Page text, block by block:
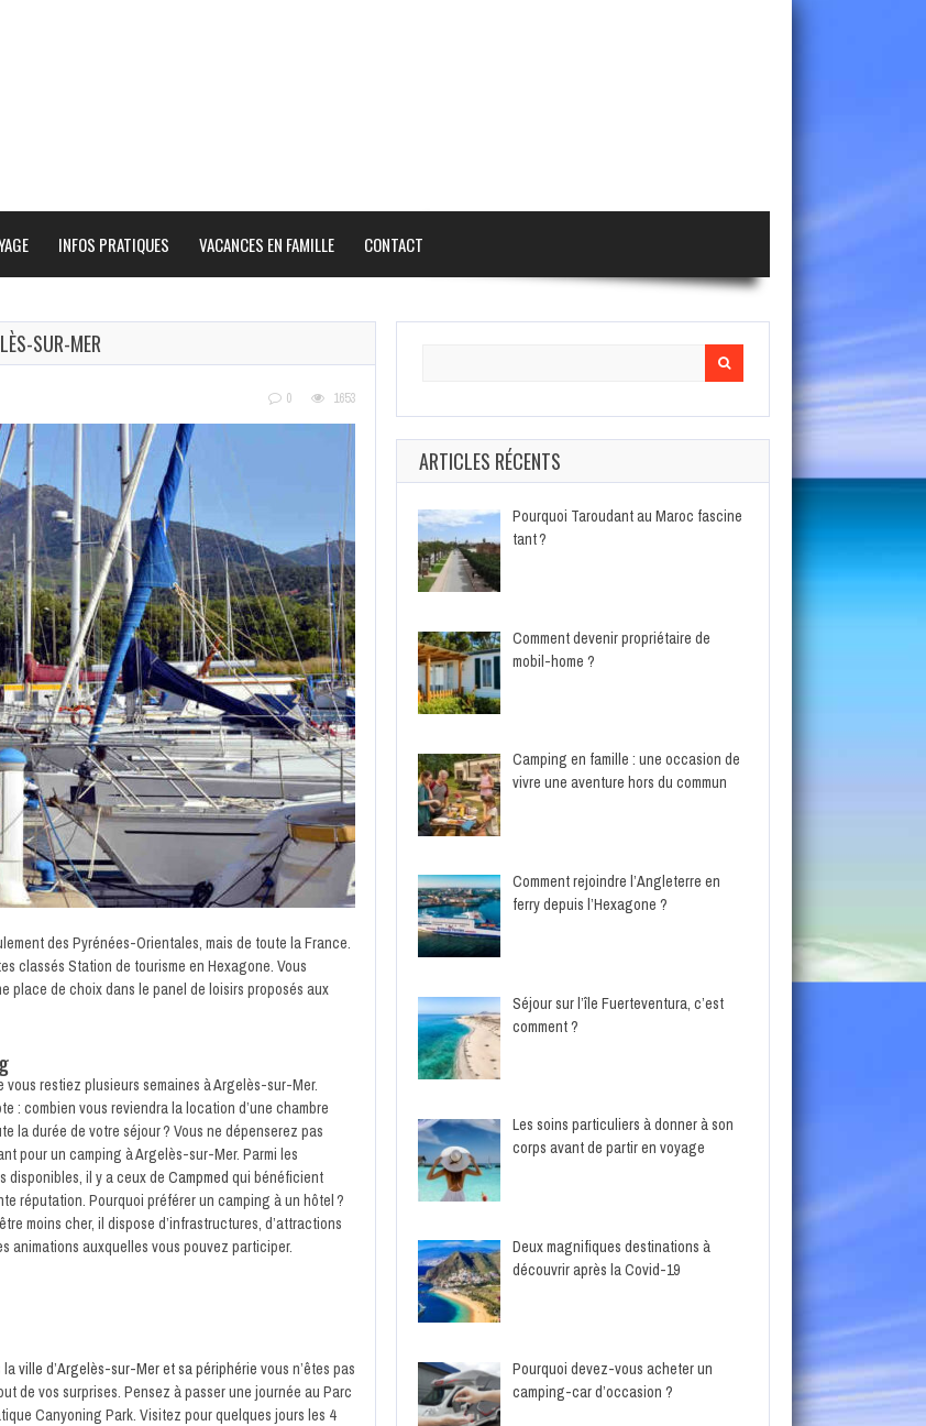
INFOS PRATIQUES VACANCES EN FAMILLE CONTACT
SUR-MER
0 1653
des Pyrénées-Orientales, mais de toute la France.
classés Station de tourisme en Hexagone. Vous
place de choix dans le panel de loisirs proposés aux
vous restiez plusieurs semaines à Argelès-sur-Mer.
: combien vous reviendra la location d’une chambre
la durée de votre séjour ? Vous ne dépenserez pas
pour un camping à Argelès-sur-Mer. Parmi les
disponibles, il y a ceux de Campmed qui bénéficient
réputation. Pourquoi préférer un camping à un hôtel ?
moins cher, il dispose d’infrastructures, d’attractions
animations auxquelles vous pouvez participer.
laville d’Argelès-sur-Mer et sa périphérie vous n’êtes pas
de vos surprises. Pensez à passer une journée au Parc
Canyoning Park. Visitez pour quelques jours les 4
ARTICLES RÉCENTS
Pourquoi Taroudant au Maroc fascine
tant ?
Comment devenir propriétaire de
mobil-home ?
Camping en famille : une occasion de
vivre une aventure hors du commun
Comment rejoindre l’Angleterre en
ferry depuis l’Hexagone ?
Séjour sur l’île Fuerteventura, c’est
comment ?
Les soins particuliers à donner à son
corps avant de partir en voyage
Deux magnifiques destinations à
découvrir après la Covid-19
Pourquoi devez-vous acheter un
camping-car d’occasion ?